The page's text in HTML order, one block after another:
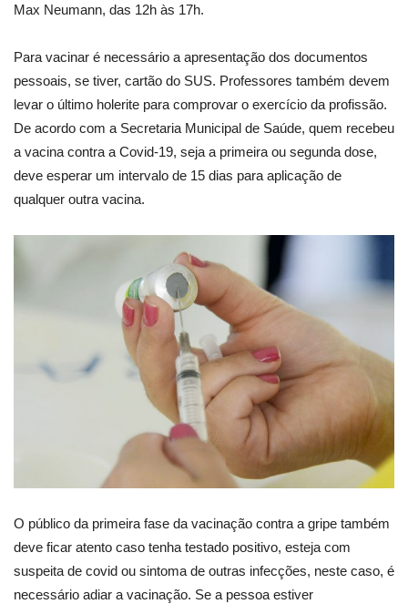
Max Neumann, das 12h às 17h.
Para vacinar é necessário a apresentação dos documentos
pessoais, se tiver, cartão do SUS. Professores também devem
levar o último holerite para comprovar o exercício da profissão.
De acordo com a Secretaria Municipal de Saúde, quem recebeu
a vacina contra a Covid-19, seja a primeira ou segunda dose,
deve esperar um intervalo de 15 dias para aplicação de
qualquer outra vacina.
O público da primeira fase da vacinação contra a gripe também
deve ficar atento caso tenha testado positivo, esteja com
suspeita de covid ou sintoma de outras infecções, neste caso, é
necessário adiar a vacinação. Se a pessoa estiver